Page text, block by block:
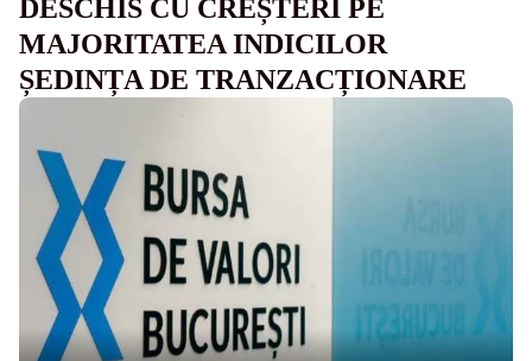
DESCHIS CU CREȘTERI PE
MAJORITATEA INDICILOR
ȘEDINȚA DE TRANZACȚIONARE